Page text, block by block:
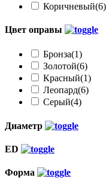
Коричневый(6)
Цвет оправы
Бронза(1)
Золотой(6)
Красный(1)
Леопард(6)
Серый(4)
Диаметр
ED
Форма